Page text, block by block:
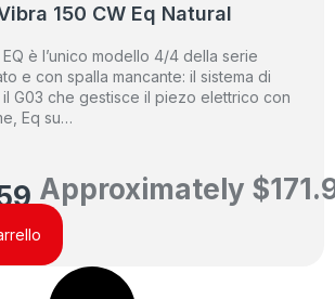
150 CW Eq Natural
EQ è l’unico modello 4/4 della serie
e con spalla mancante: il sistema di
G03 che gestisce il piezo elettrico con
Eq su…
Approximately $